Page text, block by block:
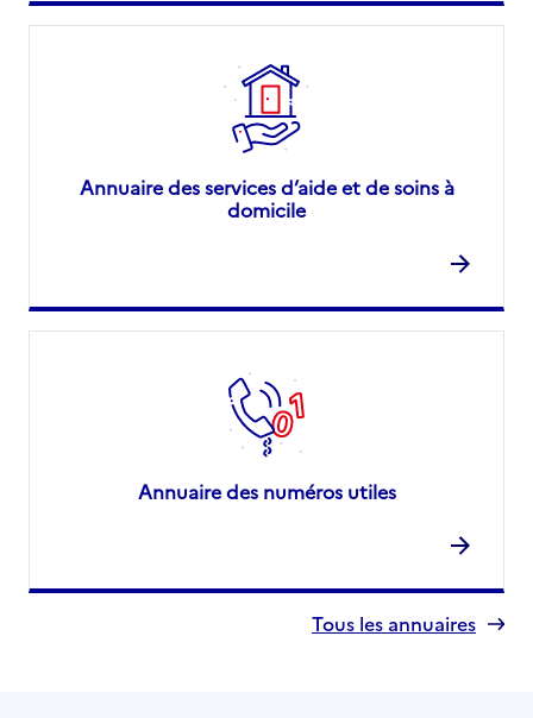
Annuaire des services d’aide et de soins à
domicile
Annuaire des numéros utiles
Tous les annuaires